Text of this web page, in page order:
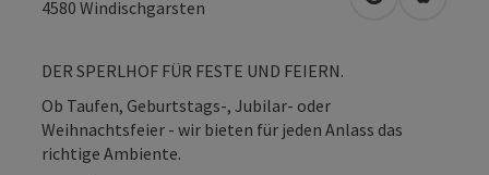
4580 Windischgarsten in Google
in
DER SPERLHOF FÜR FESTE UND FEIERN.
Ob Taufen, Geburtstags-, Jubilar- oder
Weihnachtsfeier - wir bieten für jeden Anlass das
richtige Ambiente.